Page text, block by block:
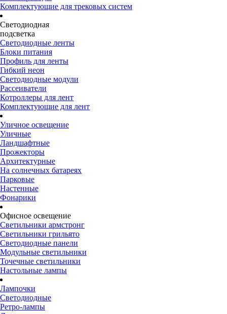
Комплектующие для трековых систем
Светодиодная
подсветка
Светодиодные ленты
Блоки питания
Профиль для ленты
Гибкий неон
Светодиодные модули
Рассеиватели
Котроллеры для лент
Комплектующие для лент
Уличное освещение
Уличные
Ландшафтные
Прожекторы
Архитектурные
На солнечных батареях
Парковые
Настенные
Фонарики
Офисное освещение
Светильники армстронг
Светильники грильято
Светодиодные панели
Модульные светильники
Точечные светильники
Настольные лампы
Лампочки
Светодиодные
Ретро-лампы